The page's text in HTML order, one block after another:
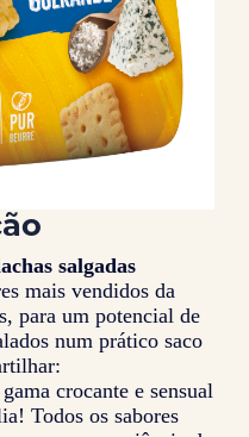
salgadas
mais vendidos da
para um potencial de
num prático saco
crocante e sensual
Todos os sabores